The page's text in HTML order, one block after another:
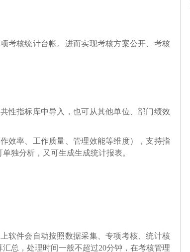
考核统计台帐。进而实现考核方案公开、考核
性指标库中导入，也可从其他单位、部门绩效
效率、工作质量、管理效能等维度），支持指
独分析，又可生成生成统计报表。
软件会自动按照数据采集、专项考核、统计核
总，处理时间一般不超过20分钟，在考核管理